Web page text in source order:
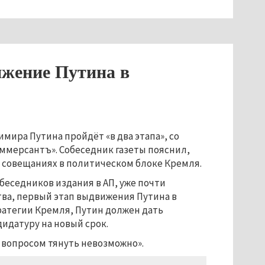
Путина в
Путина пройдёт «в два этапа», со
Собеседник газеты пояснил,
в политическом блоке Кремля.
издания в АП, уже почти
первый этап выдвижения Путина в
Кремля, Путин должен дать
на новый срок.
тянуть невозможно».